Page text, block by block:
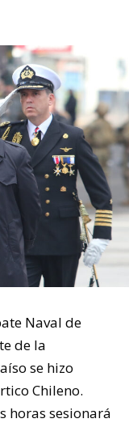
Naval de
de la
se hizo
Chileno.
horas sesionará